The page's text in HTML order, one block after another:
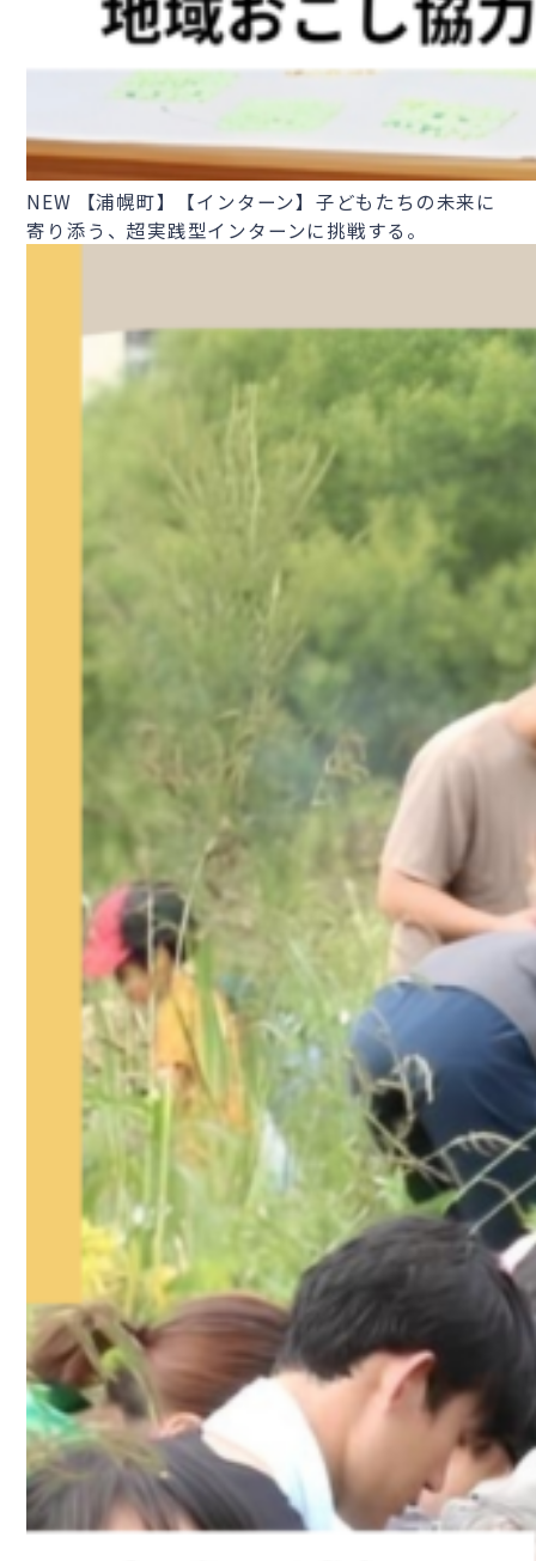
NEW 【浦幌町】【インターン】子どもたちの未来に
寄り添う、超実践型インターンに挑戦する。